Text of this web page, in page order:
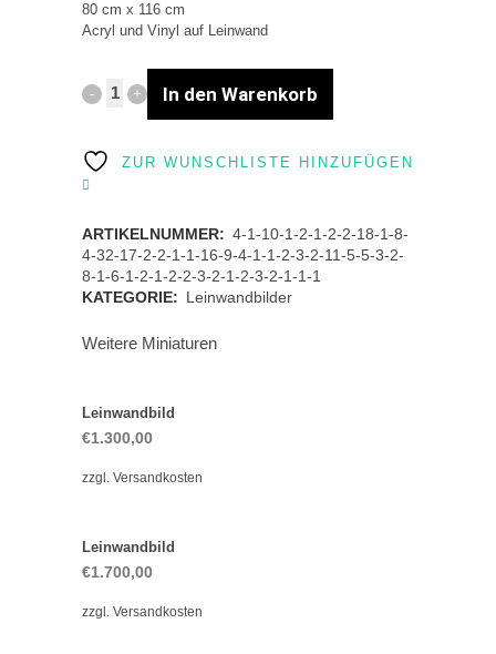
80 cm x 116 cm
Acryl und Vinyl auf Leinwand
Leinwandbild In den Warenkorb
ZUR WUNSCHLISTE HINZUFÜGEN
ARTIKELNUMMER: 4-1-10-1-2-1-2-2-18-1-8-
4-32-17-2-2-1-1-16-9-4-1-1-2-3-2-11-5-5-3-2-
8-1-6-1-2-1-2-2-3-2-1-2-3-2-1-1-1
KATEGORIE: Leinwandbilder
Weitere Miniaturen
Leinwandbild
€1.300,00
zzgl. Versandkosten
Leinwandbild
€1.700,00
zzgl. Versandkosten